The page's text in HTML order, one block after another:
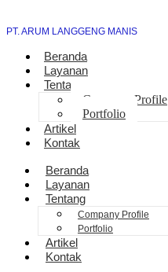
PT. ARUM LANGGENG MANIS
Beranda
Layanan
Tentang
Company Profile
Portfolio
Artikel
Kontak
Beranda
Layanan
Tentang
Company Profile
Portfolio
Artikel
Kontak